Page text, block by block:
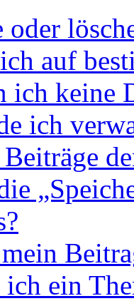
oder
auf
ich keine
ich
ein